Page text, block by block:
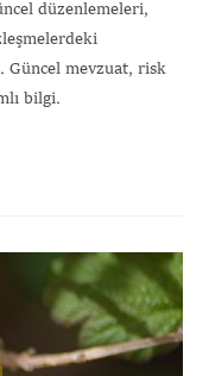
düzenlemeleri,
Güncel mevzuat, risk
bilgi.